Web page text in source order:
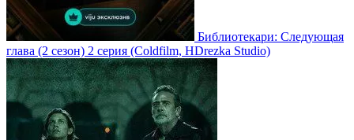
Библиотекари: Следующая
глава (2 сезон) 2 серия (Coldfilm, HDrezka Studio)